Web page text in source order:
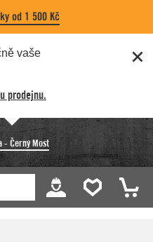
od 1 500 Kč
vaše
prodejnu.
- Černý Most